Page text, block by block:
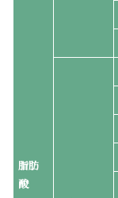
脂肪
酸